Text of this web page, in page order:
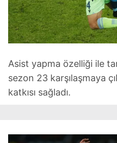
Asist yapma özelliği ile
sezon 23 karşılaşmaya
katkısı sağladı.